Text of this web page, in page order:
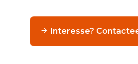
Interesse?